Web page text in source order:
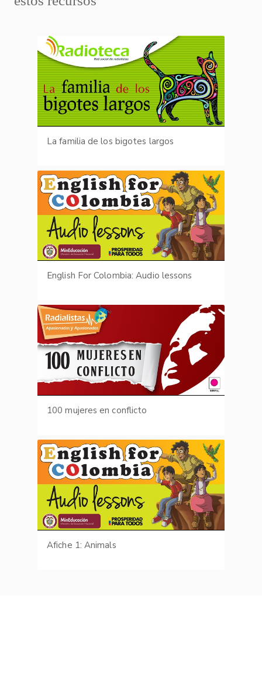
La familia de los bigotes largos
English For Colombia: Audio lessons
100 mujeres en conflicto
Afiche 1: Animals